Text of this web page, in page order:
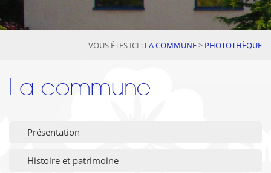
VOUS ÊTES ICI : LA COMMUNE> PHOTOTHÈQUE
La commune
Présentation
Histoire et patrimoine